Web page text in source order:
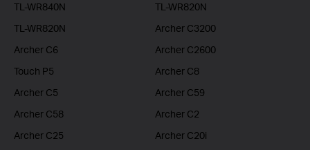
TL-WR840N
TL-WR820N
TL-WR820N
Archer C3200
Archer C6
Archer C2600
Touch P5
Archer C8
Archer C5
Archer C59
Archer C58
Archer C2
Archer C25
Archer C20i